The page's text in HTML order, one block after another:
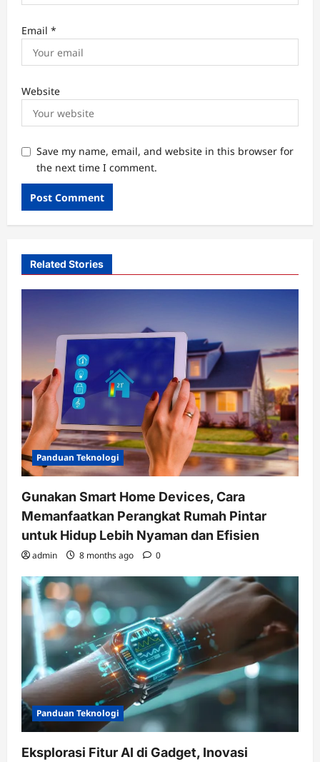
Email *
Website
Save my name, email, and website in this browser for
the next time I comment.
Related Stories
Panduan Teknologi
Gunakan Smart Home Devices, Cara
Memanfaatkan Perangkat Rumah Pintar
untuk Hidup Lebih Nyaman dan Efisien
admin 8 months ago 0
Panduan Teknologi
Eksplorasi Fitur AI di Gadget, Inovasi